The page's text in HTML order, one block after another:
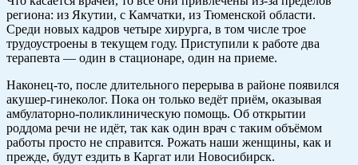
региона: из Якутии, с Камчатки, из Тюменской области.
Среди новых кадров четыре хирурга, в том числе трое
трудоустроены в текущем году. Приступили к работе два
терапевта — один в стационаре, один на приеме.
Наконец-то, после длительного перерыва в районе появился
акушер-гинеколог. Пока он только ведёт приём, оказывая
амбулаторно-поликлиническую помощь. Об открытии
роддома речи не идёт, так как один врач с таким объёмом
работы просто не справится. Рожать наши женщины, как и
прежде, будут ездить в Каргат или Новосибирск.